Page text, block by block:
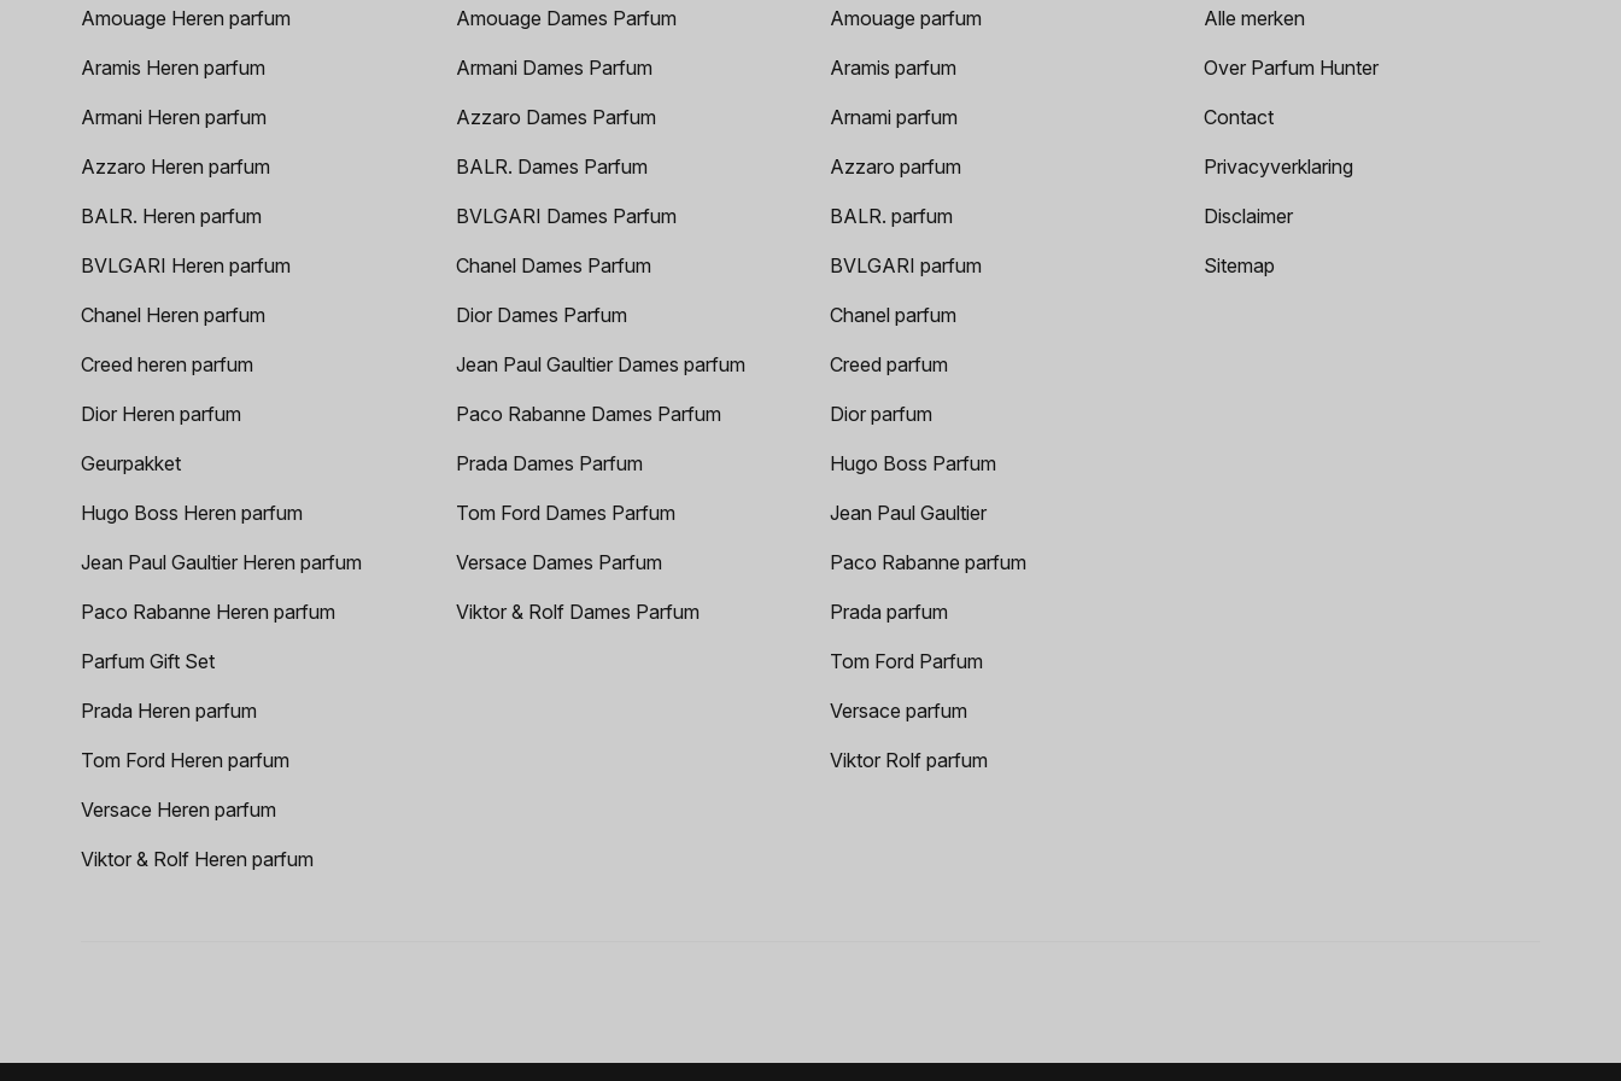
Amouage Heren parfum
Aramis Heren parfum
Armani Heren parfum
Azzaro Heren parfum
BALR. Heren parfum
BVLGARI Heren parfum
Chanel Heren parfum
Creed heren parfum
Dior Heren parfum
Geurpakket
Hugo Boss Heren parfum
Jean Paul Gaultier Heren parfum
Paco Rabanne Heren parfum
Parfum Gift Set
Prada Heren parfum
Tom Ford Heren parfum
Versace Heren parfum
Viktor & Rolf Heren parfum
Amouage Dames Parfum
Armani Dames Parfum
Azzaro Dames Parfum
BALR. Dames Parfum
BVLGARI Dames Parfum
Chanel Dames Parfum
Dior Dames Parfum
Jean Paul Gaultier Dames parfum
Paco Rabanne Dames Parfum
Prada Dames Parfum
Tom Ford Dames Parfum
Versace Dames Parfum
Viktor & Rolf Dames Parfum
Amouage parfum
Aramis parfum
Arnami parfum
Azzaro parfum
BALR. parfum
BVLGARI parfum
Chanel parfum
Creed parfum
Dior parfum
Hugo Boss Parfum
Jean Paul Gaultier
Paco Rabanne parfum
Prada parfum
Tom Ford Parfum
Versace parfum
Viktor Rolf parfum
Alle merken
Over Parfum Hunter
Contact
Privacyverklaring
Disclaimer
Sitemap